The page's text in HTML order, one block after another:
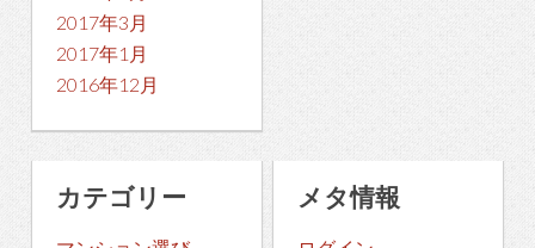
2017年3月
2017年1月
2016年12月
カテゴリー メタ情報